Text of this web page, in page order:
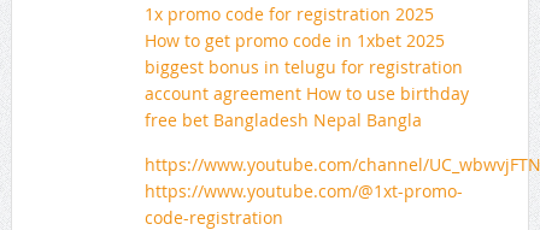
1x promo code for registration 2025
How to get promo code in 1xbet 2025
biggest bonus in telugu for registration
account agreement How to use birthday
free bet Bangladesh Nepal Bangla
https://www.youtube.com/channel/
https://www.youtube.com/@1xt-promo-
code-registration